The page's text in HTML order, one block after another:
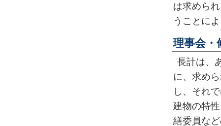
は求めら
うことに
理事会・
長計は、
に、求め
し、それ
建物の特
繕委員な